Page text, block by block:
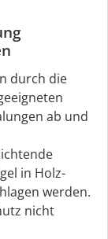
durch die
ab und
in Holz-
werden.
nicht